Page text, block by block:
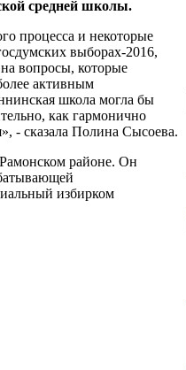
средней школы.
процесса и некоторые
выборах-2016,
вопросы, которые
активным
школа могла бы
как гармонично
- сказала Полина Сысоева.
районе. Он
избирком